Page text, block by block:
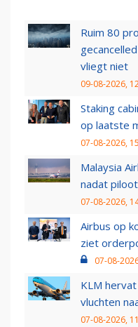
Ruim 80
vliegt niet
09-08-2026,
Staking
op laatste
07-08-2026,
Malaysia
nadat
07-08-2026,
Airbus op
ziet
07-08-
KLM
vluchten
07-08-2026,